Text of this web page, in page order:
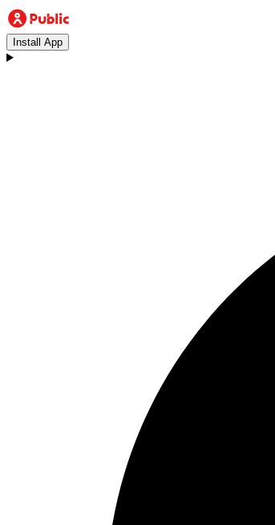
Install App